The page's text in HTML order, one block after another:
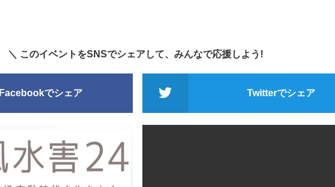
＼ このイベントをSNSでシェアして、みんなで応援しよう!
Facebookでシェア Twitterでシェア